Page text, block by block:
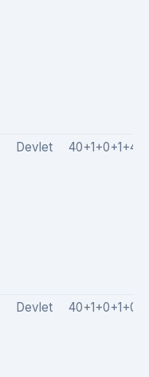
Devlet 40+1+0+1+4
Devlet 40+1+0+1+0